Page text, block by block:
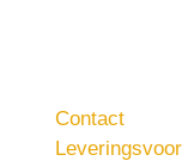
Contact